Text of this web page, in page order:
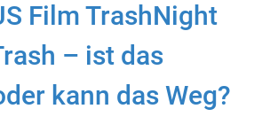
Film TrashNight
– ist das
kann das Weg?